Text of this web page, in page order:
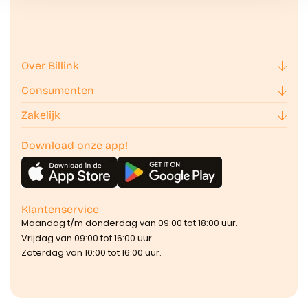
Over Billink
Consumenten
Zakelijk
Download onze app!
Klantenservice
Maandag t/m donderdag van 09:00 tot 18:00 uur.
Vrijdag van 09:00 tot 16:00 uur.
Zaterdag van 10:00 tot 16:00 uur.